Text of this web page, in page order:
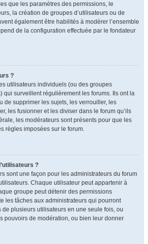
que les paramètres des permissions, le
la création de groupes d’utilisateurs ou de
également être habilités à modérer l’ensemble
de la configuration effectuée par le fondateur
?
utilisateurs individuels (ou des groupes
qui surveillent régulièrement les forums. Ils ont la
de supprimer les sujets, les verrouiller, les
les fusionner et les diviser dans le forum qu’ils
les modérateurs sont présents pour que les
règles imposées sur le forum.
?
sont une façon pour les administrateurs du forum
Chaque utilisateur peut appartenir à
groupe peut détenir des permissions
les tâches aux administrateurs qui pourront
plusieurs utilisateurs en une seule fois, ou
pouvoirs de modération, ou bien leur donner